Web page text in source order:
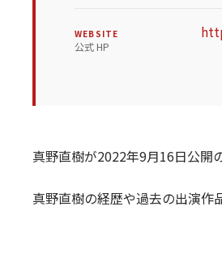
WEBSITE
公式 HP
真野直樹が2022年9月16日公開
真野直樹の経歴や過去の出演作